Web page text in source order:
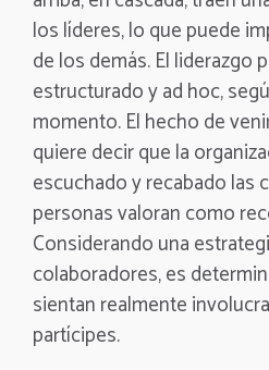
los líderes, lo que puede
de los demás. El liderazgo
estructurado y ad hoc,
momento. El hecho de
quiere decir que la
escuchado y recabado las
personas valoran como
Considerando una
colaboradores, es
sientan realmente
partícipes.